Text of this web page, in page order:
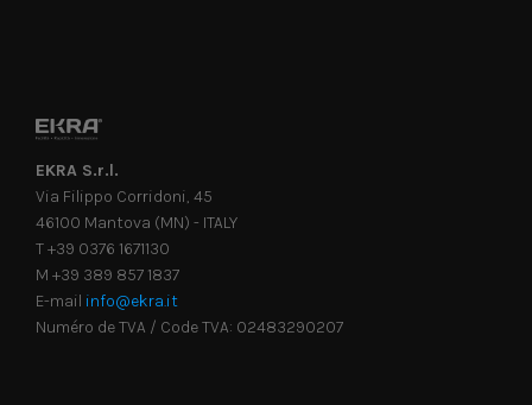
EKRA S.r.l.
Via Filippo Corridoni, 45
46100 Mantova (MN) - ITALY
T +39 0376 1671130
M +39 389 857 1837
E-mail info@ekra.it
Numéro de TVA / Code TVA: 02483290207